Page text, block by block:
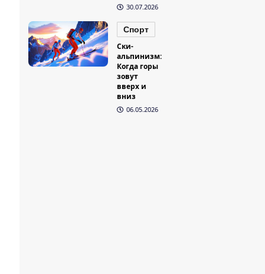
30.07.2026
Спорт
Ски-
альпинизм:
Когда горы
зовут
вверх и
вниз
06.05.2026